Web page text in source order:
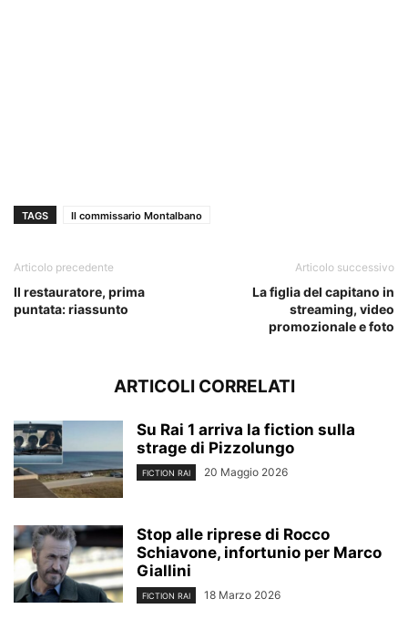
TAGS Il commissario Montalbano
Articolo precedente
Il restauratore, prima
puntata: riassunto
Articolo successivo
La figlia del capitano in
streaming, video
promozionale e foto
ARTICOLI CORRELATI
Su Rai 1 arriva la fiction sulla
strage di Pizzolungo
FICTION RAI 20 Maggio 2026
Stop alle riprese di Rocco
Schiavone, infortunio per Marco
Giallini
FICTION RAI 18 Marzo 2026